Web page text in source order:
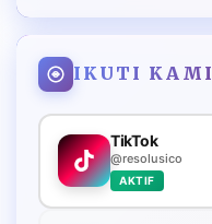
IKUTI KAMI
TikTok
@resolusico
AKTIF